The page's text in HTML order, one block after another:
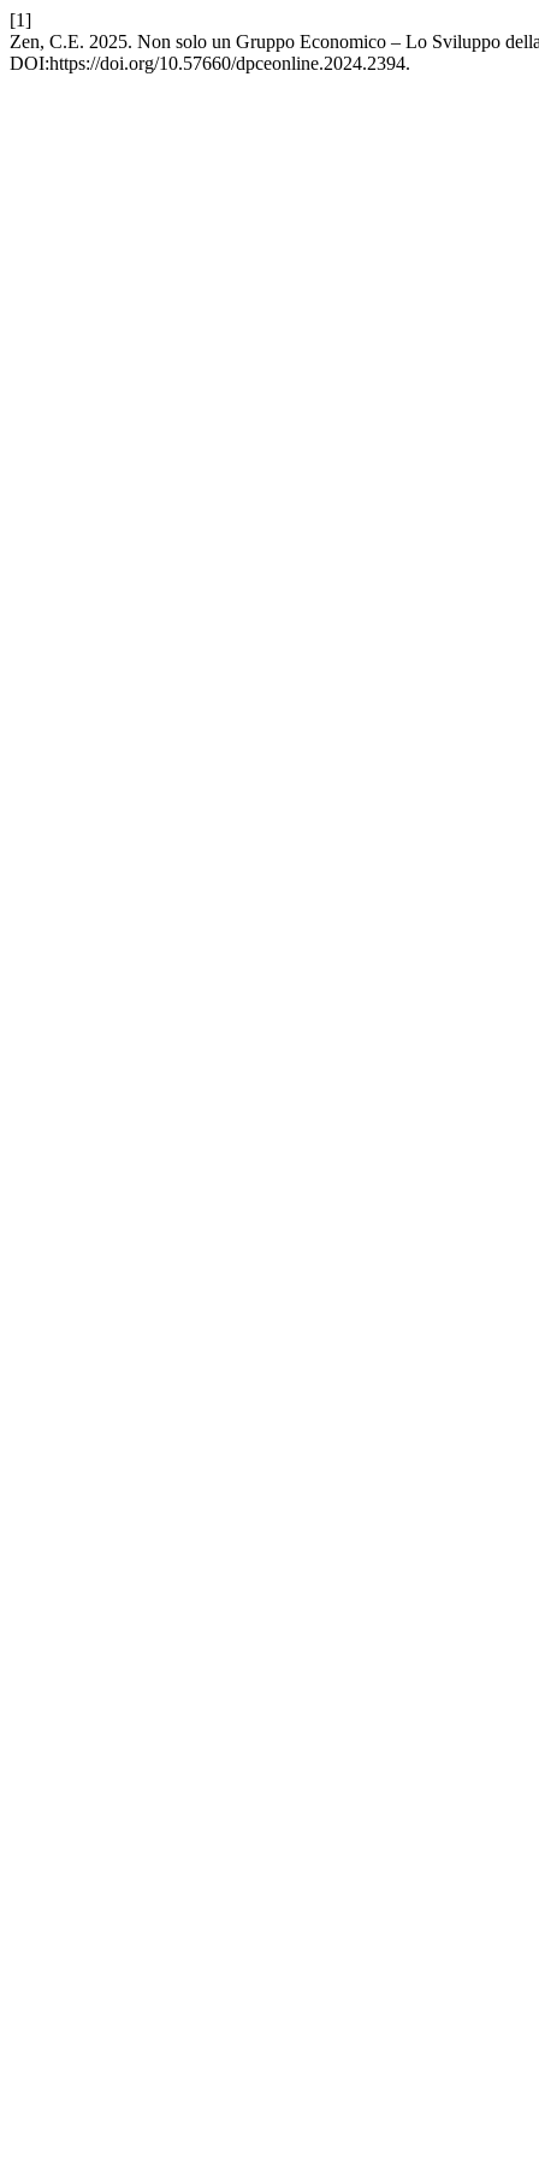
[1]
Zen, C.E. 2025. Non solo un Gruppo Economico – Lo Sviluppo
DOI:https://doi.org/10.57660/dpceonline.2024.2394.